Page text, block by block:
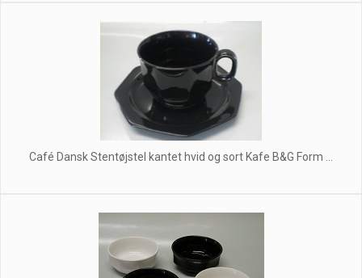
Café Dansk Stentøjstel kantet hvid og sort Kafe B&G Form ...